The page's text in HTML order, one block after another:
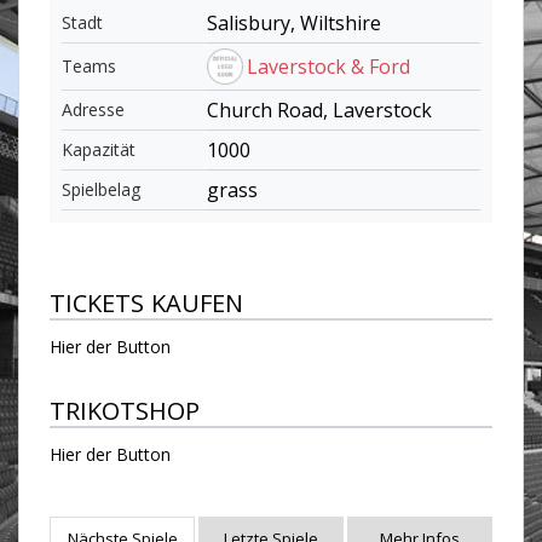
Stadt Salisbury, Wiltshire
Teams Laverstock & Ford
Adresse Church Road, Laverstock
Kapazität 1000
Spielbelag grass
TICKETS KAUFEN
Hier der Button
TRIKOTSHOP
Hier der Button